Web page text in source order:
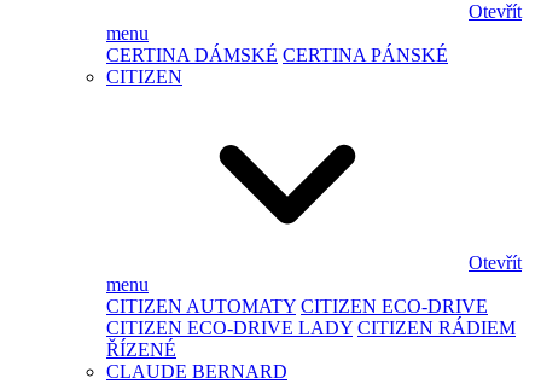
Otevřít
menu
CERTINA DÁMSKÉ CERTINA PÁNSKÉ
CITIZEN
Otevřít
menu
CITIZEN AUTOMATY CITIZEN ECO-DRIVE
CITIZEN ECO-DRIVE LADY CITIZEN RÁDIEM
ŘÍZENÉ
CLAUDE BERNARD